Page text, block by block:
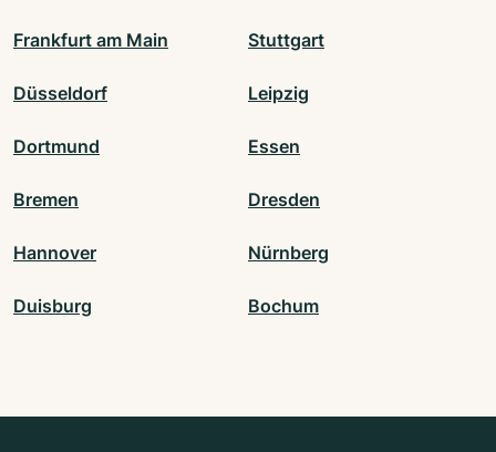
Frankfurt am Main Stuttgart
Düsseldorf Leipzig
Dortmund Essen
Bremen Dresden
Hannover Nürnberg
Duisburg Bochum